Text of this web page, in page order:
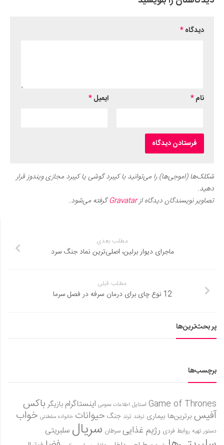
دیدگاه*
نام* ایمیل*
شکلک‌ها (اموجی‌ها) را می‌توانید با کیبرد گوشی یا کیبرد مجازی ویندوز قرار
دهید.
تصاویر نویسندگان دیدگاه ازGravatarگرفته می‌شود.
مطلب بعدی
ماجرای دیوار برلین، اصلی‌ترین نماد جنگ سرد
مطلب قبلی
12 نوع چای برای درمان سرفه در فصل سرما
پر بحث‌ترین‌ها
برچسب‌ها
Game of Thrones استایل اطلاعات عمومی اینستاگرام بازیگر باکس
آفیس برترین‌ها بیماری ترفند ترند جنگ حیوانات خانواده سلطنتی خواب
دستور تهیه روابط فردی رژیم غذاییسرطان سریال سلبریتی